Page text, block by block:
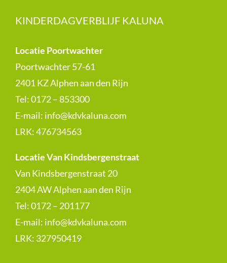
KINDERDAGVERBLIJF KALUNA
Locatie Poortwachter
Poortwachter 57-61
2401 KZ Alphen aan den Rijn
Tel: 0172 – 853300
E-mail: info@kdvkaluna.com
LRK:476734563
Locatie Van Kindsbergenstraat
Van Kindsbergenstraat 20
2404 AW Alphen aan den Rijn
Tel: 0172 – 201177
E-mail: info@kdvkaluna.com
LRK: 327950419